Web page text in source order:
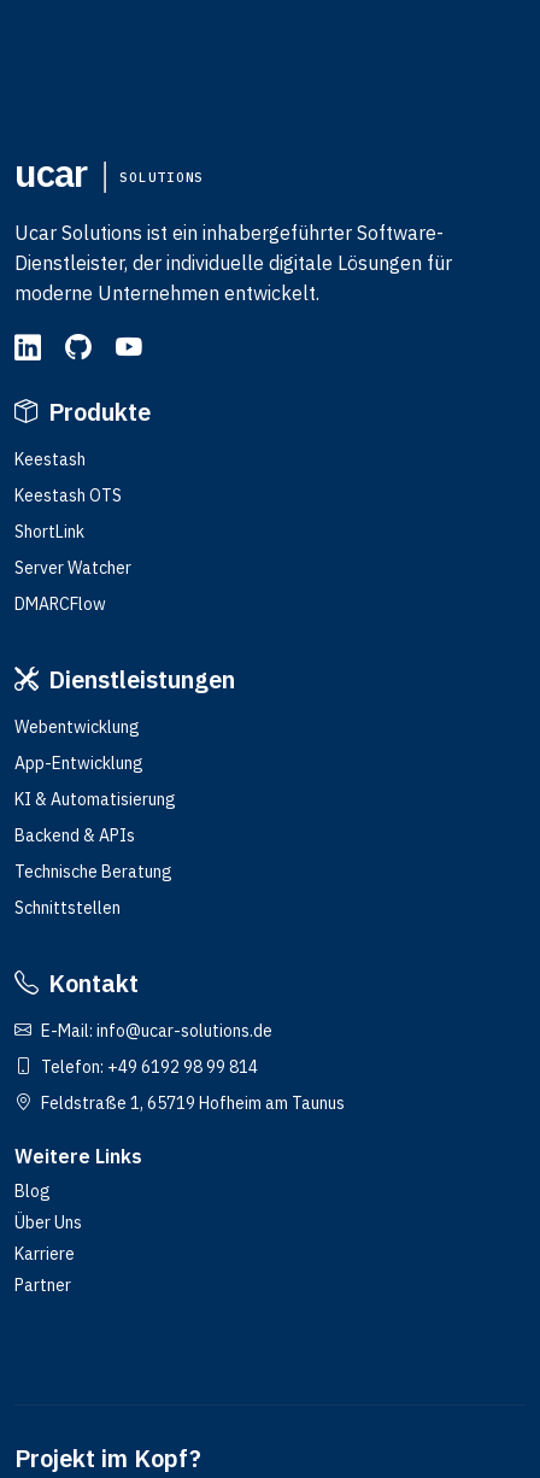
ucar SOLUTIONS
Ucar Solutions ist ein inhabergeführter Software-
Dienstleister, der individuelle digitale Lösungen für
moderne Unternehmen entwickelt.
Produkte
Keestash
Keestash OTS
ShortLink
Server Watcher
DMARCFlow
Dienstleistungen
Webentwicklung
App-Entwicklung
KI & Automatisierung
Backend & APIs
Technische Beratung
Schnittstellen
Kontakt
E-Mail: info@ucar-solutions.de
Telefon: +49 6192 98 99 814
Feldstraße 1, 65719 Hofheim am Taunus
Weitere Links
Blog
Über Uns
Karriere
Partner
Projekt im Kopf?